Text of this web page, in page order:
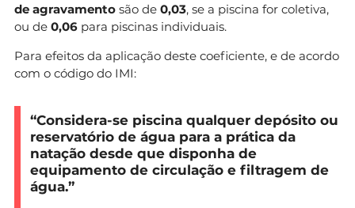
Elevadores em edifícios de
menos de quatro pisos
Localização e operacionalidade
relativas
Até 0,20
Inexistência de cozinha
0,10
Inexistência de instalações
sanitárias
0,10
Inexistência de rede pública ou
de agravamento são de 0,03, se a piscina for coletiva,
ou de 0,06 para piscinas individuais.
Para efeitos da aplicação deste coeficiente, e de acordo
com o código do IMI:
“Considera-se piscina qualquer depósito ou
reservatório de água para a prática da
natação desde que disponha de
equipamento de circulação e filtragem de
água.”